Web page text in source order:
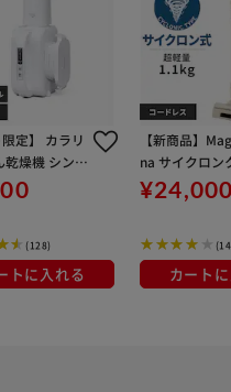
限定】 カラリ
乾燥機 シング
量 FK-L1-W
(128)
トに入れる
【新商品】
na サイクロン
ー SCD-124P-
カート